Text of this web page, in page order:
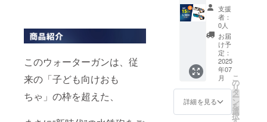
このウォーターガンは、従
来の「子ども向けおも
ちゃ」の枠を超えた、
発射距
離：最
大8～
10m ●
バッテ
リー：
7.4V リ
チウム
電池
フル充
電：2時
ターガ
ン1丁
【超早
割
15％OF
F】 一
般販売
価格：
7,250円
⇒6.160
円
（1,090
円
支援
者：
0人
お届
け予
定：
2025
年07
月
詳細を見る
こ
の
リ
タ
ー
ン
を
選
択